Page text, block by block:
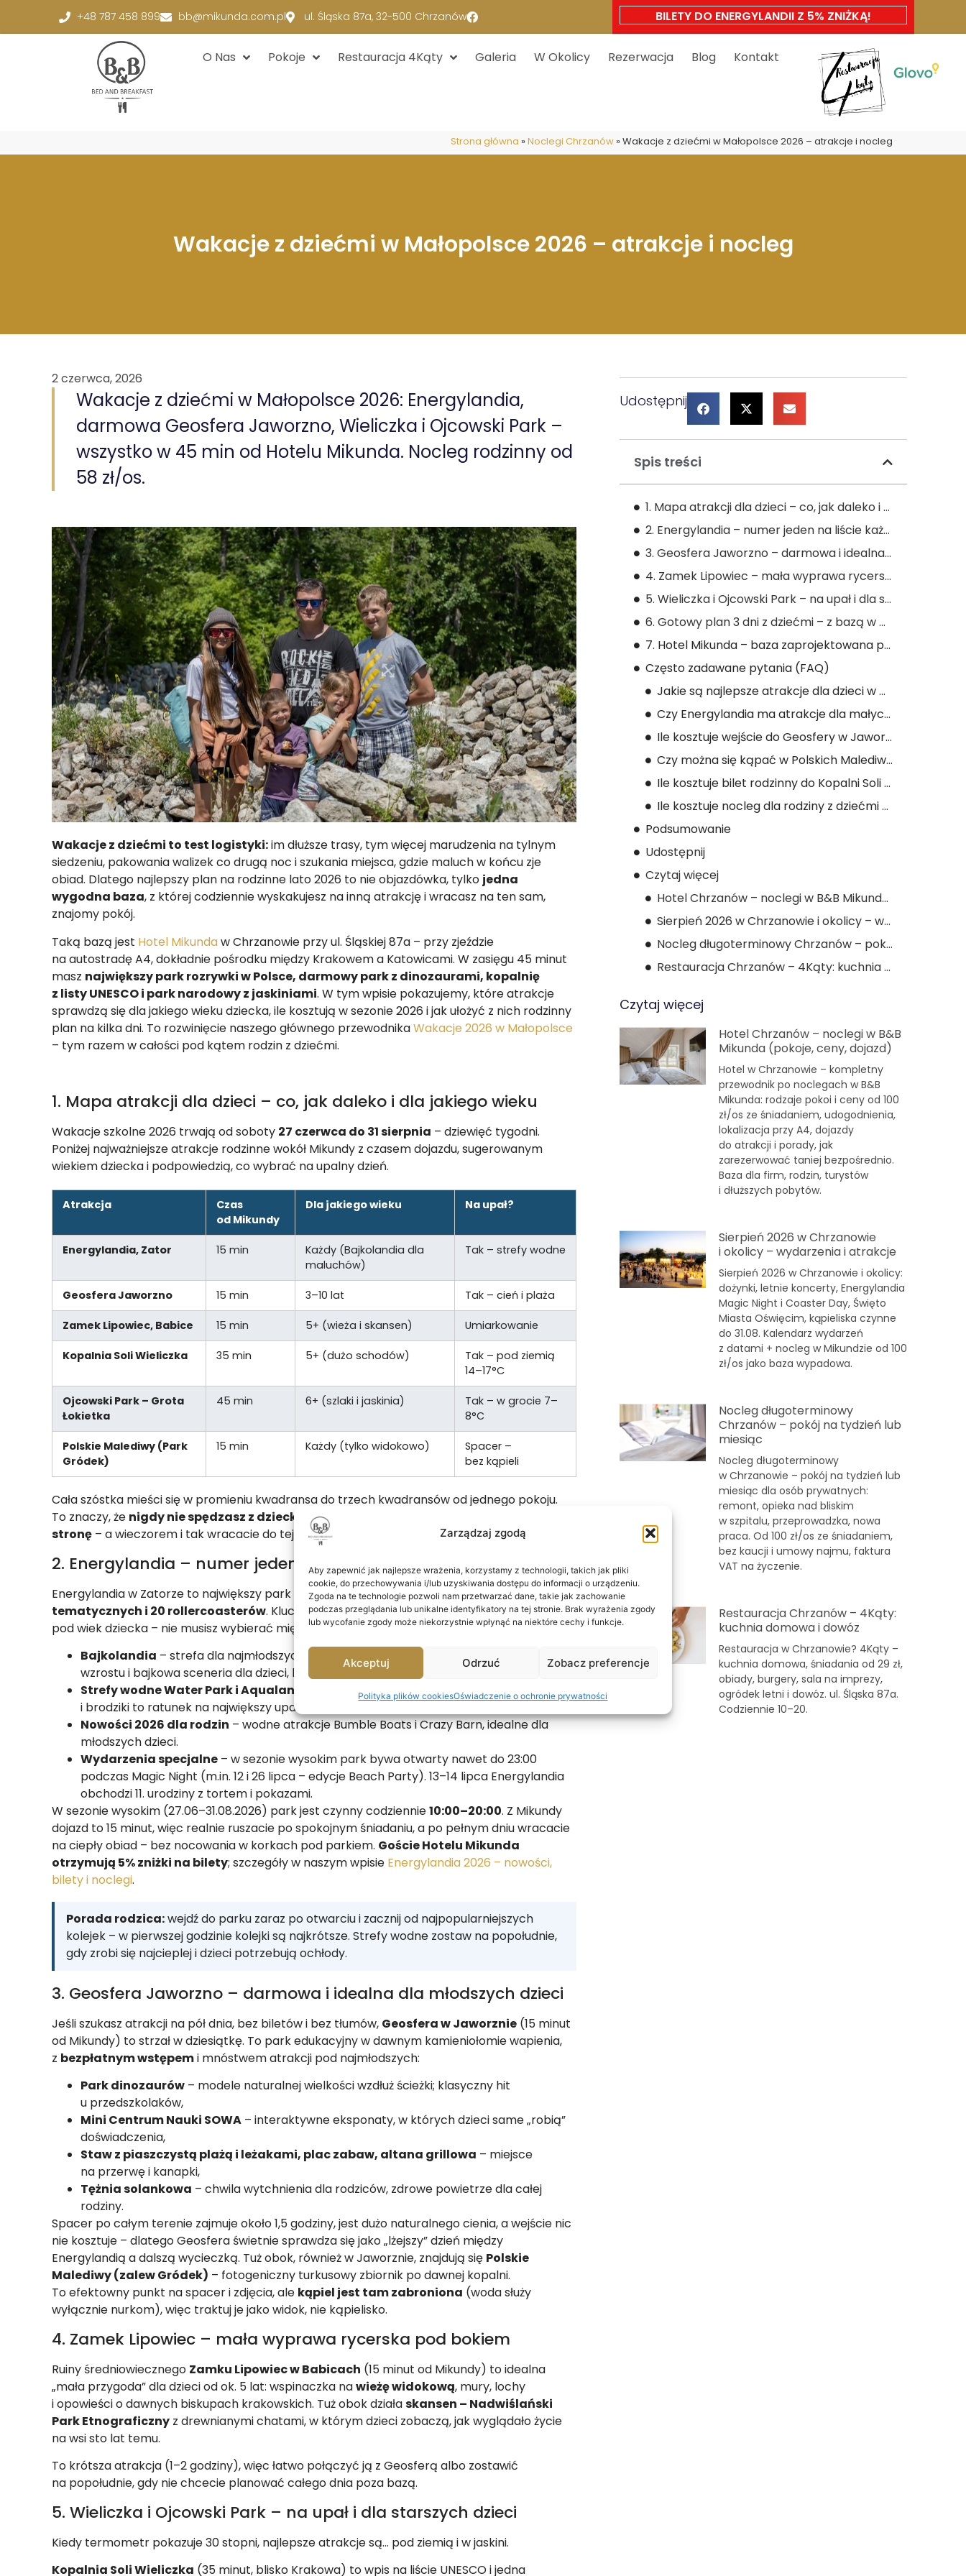
Zarządzaj zgodą
Aby zapewnić jak najlepsze wrażenia, korzystamy z technologii, takich jak pliki
cookie, do przechowywania i/lub uzyskiwania dostępu do informacji o urządzeniu.
Zgoda na te technologie pozwoli nam przetwarzać dane, takie jak zachowanie
podczas przeglądania lub unikalne identyfikatory na tej stronie. Brak wyrażenia zgody
lub wycofanie zgody może niekorzystnie wpłynąć na niektóre cechy i funkcje.
Akceptuj Odrzuć Zobacz preferencje
Polityka plików cookiesOświadczenie o ochronie prywatności
+48 787 458 899 bb@mikunda.com.pl ul. Śląska 87a, 32-500 Chrzanów BILETY DO ENERGYLANDII Z 5% ZNIŻKĄ!
O Nas Pokoje Restauracja 4Kąty Galeria W Okolicy Rezerwacja Blog Kontakt
Strona główna »Noclegi Chrzanów »Wakacje z dziećmi w Małopolsce 2026 – atrakcje i nocleg
Wakacje z dziećmi w Małopolsce 2026 – atrakcje i nocleg
2 czerwca, 2026
Wakacje z dziećmi w Małopolsce 2026: Energylandia,
darmowa Geosfera Jaworzno, Wieliczka i Ojcowski Park –
wszystko w 45 min od Hotelu Mikunda. Nocleg rodzinny od
58 zł/os.
Wakacje z dziećmi to test logistyki:im dłuższe trasy, tym więcej marudzenia na tylnym
siedzeniu, pakowania walizek co drugą noc i szukania miejsca, gdzie maluch w końcu zje
obiad. Dlatego najlepszy plan na rodzinne lato 2026 to nie objazdówka, tylko jedna
wygodna baza, z której codziennie wyskakujesz na inną atrakcję i wracasz na ten sam,
znajomy pokój.
Taką bazą jest Hotel Mikundaw Chrzanowie przy ul. Śląskiej 87a – przy zjeździe
na autostradę A4, dokładnie pośrodku między Krakowem a Katowicami. W zasięgu 45 minut
masz największy park rozrywki w Polsce, darmowy park z dinozaurami, kopalnię
z listy UNESCO i park narodowy z jaskiniami. W tym wpisie pokazujemy, które atrakcje
sprawdzą się dla jakiego wieku dziecka, ile kosztują w sezonie 2026 i jak ułożyć z nich rodzinny
plan na kilka dni. To rozwinięcie naszego głównego przewodnikaWakacje 2026 w Małopolsce
– tym razem w całości pod kątem rodzin z dziećmi.
1. Mapa atrakcji dla dzieci – co, jak daleko i dla jakiego wieku
Wakacje szkolne 2026 trwają od soboty 27 czerwca do 31 sierpnia – dziewięć tygodni.
Poniżej najważniejsze atrakcje rodzinne wokół Mikundy z czasem dojazdu, sugerowanym
wiekiem dziecka i podpowiedzią, co wybrać na upalny dzień.
Atrakcja
Czas
od Mikundy
Dla jakiego wieku Na upał?
Energylandia, Zator 15 min
Każdy (Bajkolandia dla
maluchów)
Tak – strefy wodne
Geosfera Jaworzno 15 min 3–10 lat Tak – cień i plaża
Zamek Lipowiec, Babice 15 min 5+ (wieża i skansen) Umiarkowanie
Kopalnia Soli Wieliczka 35 min 5+ (dużo schodów)
Tak – pod ziemią
14–17°C
Ojcowski Park – Grota
Łokietka
45 min 6+ (szlaki i jaskinia)
Tak – w grocie 7–
8°C
Polskie Malediwy (Park
Gródek)
15 min Każdy (tylko widokowo)
Spacer –
bez kąpieli
Cała szóstka mieści się w promieniu kwadransa do trzech kwadransów od jednego pokoju.
To znaczy, że nigdy nie spędzasz z dzieckiem więcej niż 45 minut w aucie w jedną
stronę – a wieczorem i tak wracacie do tej samej bazy.
2. Energylandia – numer jeden na liście każdego dziecka
Energylandia w Zatorze to największy park rozrywki w Polsce:133 atrakcje w 7 strefach
tematycznych i 20 rollercoasterów. Kluczowe dla rodzin jest to, że park ma osobne strefy
pod wiek dziecka – nie musisz wybierać między adrenaliną nastolatka a karuzelami trzylatka.
Bajkolandia – strefa dla najmłodszych: łagodne karuzele, kolejki bez ograniczeń
wzrostu i bajkowa sceneria dla dzieci, które jeszcze nie wejdą na duże kolejki.
Strefy wodne Water Park i Aqualantis
– latem działają w pełni; zjeżdżalnie, baseny
i brodziki to ratunek na największy upał. Weź stroje i klapki dla całej rodziny.
Nowości 2026 dla rodzin – wodne atrakcje Bumble Boats i Crazy Barn, idealne dla
młodszych dzieci.
Wydarzenia specjalne – w sezonie wysokim park bywa otwarty nawet do 23:00
podczas Magic Night (m.in. 12 i 26 lipca – edycje Beach Party). 13–14 lipca Energylandia
obchodzi 11. urodziny z tortem i pokazami.
W sezonie wysokim (27.06–31.08.2026) park jest czynny codziennie10:00–20:00. Z Mikundy
dojazd to 15 minut, więc realnie ruszacie po spokojnym śniadaniu, a po pełnym dniu wracacie
na ciepły obiad – bez nocowania w korkach pod parkiem. Goście Hotelu Mikunda
otrzymują 5% zniżki na bilety; szczegóły w naszym wpisie Energylandia 2026 – nowości,
bilety i noclegi.
Porada rodzica:wejdź do parku zaraz po otwarciu i zacznij od najpopularniejszych
kolejek – w pierwszej godzinie kolejki są najkrótsze. Strefy wodne zostaw na popołudnie,
gdy zrobi się najcieplej i dzieci potrzebują ochłody.
3. Geosfera Jaworzno – darmowa i idealna dla młodszych dzieci
Jeśli szukasz atrakcji na pół dnia, bez biletów i bez tłumów, Geosfera w Jaworznie (15 minut
od Mikundy) to strzał w dziesiątkę. To park edukacyjny w dawnym kamieniołomie wapienia,
z bezpłatnym wstępemi mnóstwem atrakcji pod najmłodszych:
Park dinozaurów – modele naturalnej wielkości wzdłuż ścieżki; klasyczny hit
u przedszkolaków,
Mini Centrum Nauki SOWA – interaktywne eksponaty, w których dzieci same „robią”
doświadczenia,
Staw z piaszczystą plażą i leżakami, plac zabaw, altana grillowa – miejsce
na przerwę i kanapki,
Tężnia solankowa – chwila wytchnienia dla rodziców, zdrowe powietrze dla całej
rodziny.
Spacer po całym terenie zajmuje około 1,5 godziny, jest dużo naturalnego cienia, a wejście nic
nie kosztuje – dlatego Geosfera świetnie sprawdza się jako „lżejszy” dzień między
Energylandią a dalszą wycieczką. Tuż obok, również w Jaworznie, znajdują się Polskie
Malediwy (zalew Gródek) – fotogeniczny turkusowy zbiornik po dawnej kopalni.
To efektowny punkt na spacer i zdjęcia, ale kąpiel jest tam zabroniona (woda służy
wyłącznie nurkom), więc traktuj je jako widok, nie kąpielisko.
4. Zamek Lipowiec – mała wyprawa rycerska pod bokiem
Ruiny średniowiecznego Zamku Lipowiec w Babicach (15 minut od Mikundy) to idealna
„mała przygoda” dla dzieci od ok. 5 lat: wspinaczka nawieżę widokową, mury, lochy
i opowieści o dawnych biskupach krakowskich. Tuż obok działaskansen – Nadwiślański
Park Etnograficzny z drewnianymi chatami, w którym dzieci zobaczą, jak wyglądało życie
na wsi sto lat temu.
To krótsza atrakcja (1–2 godziny), więc łatwo połączyć ją z Geosferą albo zostawić
na popołudnie, gdy nie chcecie planować całego dnia poza bazą.
5. Wieliczka i Ojcowski Park – na upał i dla starszych dzieci
Kiedy termometr pokazuje 30 stopni, najlepsze atrakcje są… pod ziemią i w jaskini.
Kopalnia Soli Wieliczka (35 minut, blisko Krakowa) to wpis na liście UNESCO i jedna
Udostępnij
Spis treści
1. Mapa atrakcji dla dzieci – co, jak daleko i dla jakiego wieku
2. Energylandia – numer jeden na liście każdego dziecka
3. Geosfera Jaworzno – darmowa i idealna dla młodszych dzieci
4. Zamek Lipowiec – mała wyprawa rycerska pod bokiem
5. Wieliczka i Ojcowski Park – na upał i dla starszych dzieci
6. Gotowy plan 3 dni z dziećmi – z bazą w Mikundzie
7. Hotel Mikunda – baza zaprojektowana pod rodziny
Często zadawane pytania (FAQ)
Jakie są najlepsze atrakcje dla dzieci w Małopolsce na wakacje 2026?
Czy Energylandia ma atrakcje dla małych dzieci?
Ile kosztuje wejście do Geosfery w Jaworznie?
Czy można się kąpać w Polskich Malediwach w Jaworznie?
Ile kosztuje bilet rodzinny do Kopalni Soli Wieliczka w 2026?
Ile kosztuje nocleg dla rodziny z dziećmi w Hotelu Mikunda?
Podsumowanie
Udostępnij
Czytaj więcej
Hotel Chrzanów – noclegi w B&B Mikunda (pokoje, ceny, dojazd)
Sierpień 2026 w Chrzanowie i okolicy – wydarzenia i atrakcje
Nocleg długoterminowy Chrzanów – pokój na tydzień lub miesiąc
Restauracja Chrzanów – 4Kąty: kuchnia domowa i dowóz
Czytaj więcej
Hotel Chrzanów – noclegi w B&B
Mikunda (pokoje, ceny, dojazd)
Hotel w Chrzanowie – kompletny
przewodnik po noclegach w B&B
Mikunda: rodzaje pokoi i ceny od 100
zł/os ze śniadaniem, udogodnienia,
lokalizacja przy A4, dojazdy
do atrakcji i porady, jak
zarezerwować taniej bezpośrednio.
Baza dla firm, rodzin, turystów
i dłuższych pobytów.
Sierpień 2026 w Chrzanowie
i okolicy – wydarzenia i atrakcje
Sierpień 2026 w Chrzanowie i okolicy:
dożynki, letnie koncerty, Energylandia
Magic Night i Coaster Day, Święto
Miasta Oświęcim, kąpieliska czynne
do 31.08. Kalendarz wydarzeń
z datami + nocleg w Mikundzie od 100
zł/os jako baza wypadowa.
Nocleg długoterminowy
Chrzanów – pokój na tydzień lub
miesiąc
Nocleg długoterminowy
w Chrzanowie – pokój na tydzień lub
miesiąc dla osób prywatnych:
remont, opieka nad bliskim
w szpitalu, przeprowadzka, nowa
praca. Od 100 zł/os ze śniadaniem,
bez kaucji i umowy najmu, faktura
VAT na życzenie.
Restauracja Chrzanów – 4Kąty:
kuchnia domowa i dowóz
Restauracja w Chrzanowie? 4Kąty –
kuchnia domowa, śniadania od 29 zł,
obiady, burgery, sala na imprezy,
ogródek letni i dowóz. ul. Śląska 87a.
Codziennie 10–20.